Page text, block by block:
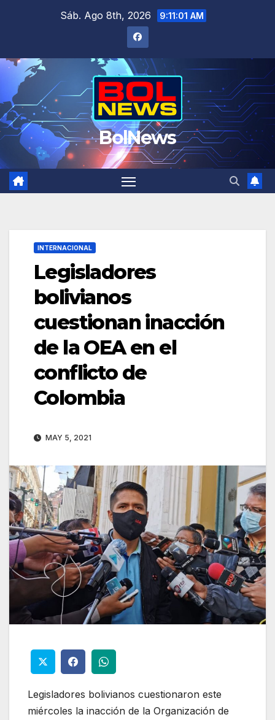
Sáb. Ago 8th, 2026 9:11:01 AM
BolNews
INTERNACIONAL
Legisladores
bolivianos
cuestionan inacción
de la OEA en el
conflicto de
Colombia
MAY 5, 2021
Legisladores bolivianos cuestionaron este
miércoles la inacción de la Organización de